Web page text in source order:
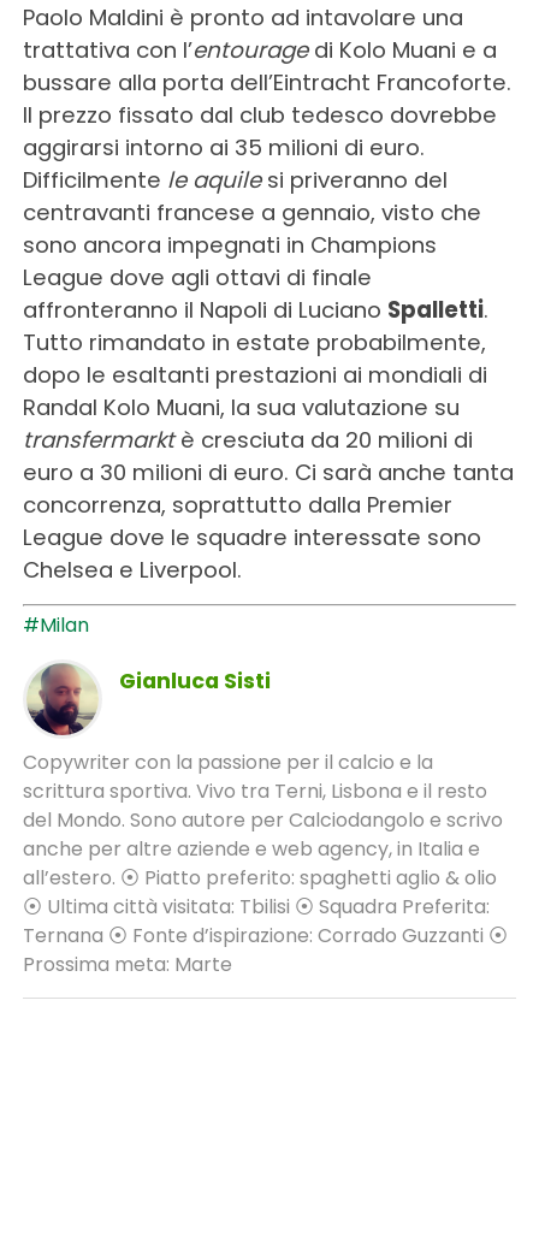
Paolo Maldini è pronto ad intavolare una
trattativa con l’entouragedi Kolo Muani e a
bussare alla porta dell’Eintracht Francoforte.
Il prezzo fissato dal club tedesco dovrebbe
aggirarsi intorno ai 35 milioni di euro.
Difficilmente le aquilesi priveranno del
centravanti francese a gennaio, visto che
sono ancora impegnati in Champions
League dove agli ottavi di finale
affronteranno il Napoli di Luciano Spalletti.
Tutto rimandato in estate probabilmente,
dopo le esaltanti prestazioni ai mondiali di
Randal Kolo Muani, la sua valutazione su
transfermarktè cresciuta da 20 milioni di
euro a 30 milioni di euro. Ci sarà anche tanta
concorrenza, soprattutto dalla Premier
League dove le squadre interessate sono
Chelsea e Liverpool.
#Milan
Gianluca Sisti
Copywriter con la passione per il calcio e la
scrittura sportiva. Vivo tra Terni, Lisbona e il resto
del Mondo. Sono autore per Calciodangolo e scrivo
anche per altre aziende e web agency, in Italia e
all’estero. ⦿ Piatto preferito: spaghetti aglio & olio
⦿ Ultima città visitata: Tbilisi ⦿ Squadra Preferita:
Ternana ⦿ Fonte d’ispirazione: Corrado Guzzanti ⦿
Prossima meta: Marte